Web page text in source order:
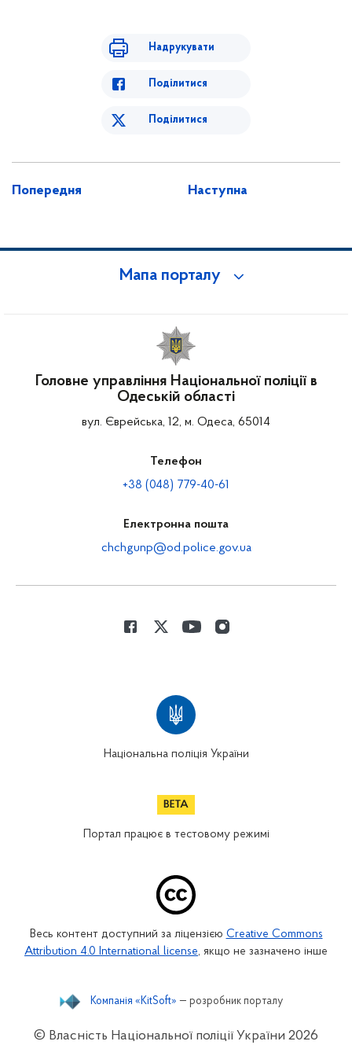
Надрукувати
Поділитися
Поділитися
Попередня Наступна
Мапа порталу
Головне управління Національної поліції в
Одеській області
вул. Єврейська, 12, м. Одеса, 65014
Телефон
+38 (048) 779-40-61
Електронна пошта
chchgunp@od.police.gov.ua
Національна поліція України
Портал працює в тестовому режимі
Весь контент доступний за ліцензією Creative Commons
Attribution 4.0 International license, якщо не зазначено інше
© Власність Національної поліції України 2026
Компанія «KitSoft» — розробник порталу